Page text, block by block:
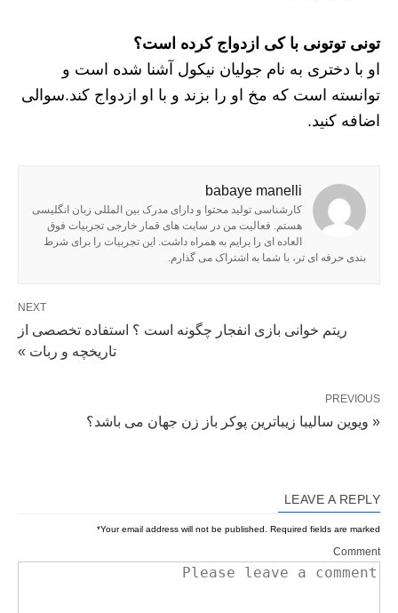
تونی توتونی با کی ازدواج کرده است؟
او با دختری به نام جولیان نیکول آشنا شده است و
توانسته است که مخ او را بزند و با او ازدواج کند.سوالی
اضافه کنید.
babaye manelli
کارشناسی تولید محتوا و دارای مدرک بین المللی زبان انگلیسی
هستم. فعالیت من در سایت های قمار خارجی تجربیات فوق
العاده ای را برایم به همراه داشت. این تجربیات را برای شرط
بندی حرفه ای تر، با شما به اشتراک می گذارم.
NEXT
ریتم خوانی بازی انفجار چگونه است ؟ استفاده تخصصی از
تاریخچه و ربات »
PREVIOUS
« ویوین سالیبا زیباترین پوکر باز زن جهان می باشد؟
LEAVE A REPLY
Your email address will not be published. Required fields are marked
*
Comment